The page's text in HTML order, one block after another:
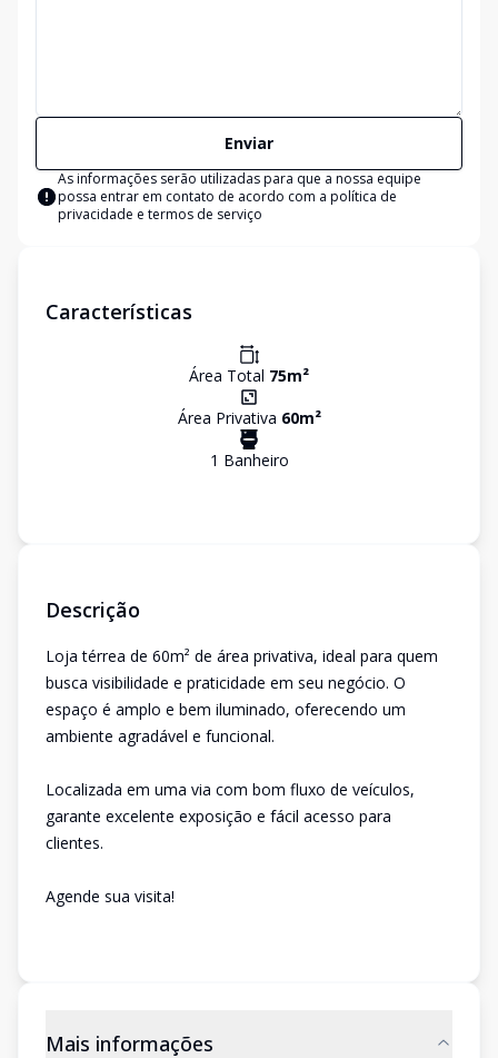
Enviar
As informações serão utilizadas para que a nossa equipe
possa entrar em contato de acordo com a política de
privacidade e termos de serviço
Características
Área Total 75m²
Área Privativa 60m²
1 Banheiro
Descrição
Loja térrea de 60m² de área privativa, ideal para quem
busca visibilidade e praticidade em seu negócio. O
espaço é amplo e bem iluminado, oferecendo um
ambiente agradável e funcional.
Localizada em uma via com bom fluxo de veículos,
garante excelente exposição e fácil acesso para
clientes.
Agende sua visita!
Mais informações